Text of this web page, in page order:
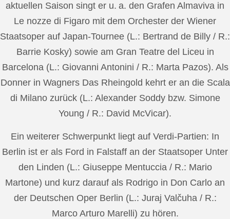
aktuellen Saison singt er u. a. den Grafen Almaviva in
Le nozze di Figaro mit dem Orchester der Wiener
Staatsoper auf Japan-Tournee (L.: Bertrand de Billy / R.:
Barrie Kosky) sowie am Gran Teatre del Liceu in
Barcelona (L.: Giovanni Antonini / R.: Marta Pazos). Als
Donner in Wagners Das Rheingold kehrt er an die Scala
di Milano zurück (L.: Alexander Soddy bzw. Simone
Young / R.: David McVicar).
Ein weiterer Schwerpunkt liegt auf Verdi-Partien: In
Berlin ist er als Ford in Falstaff an der Staatsoper Unter
den Linden (L.: Giuseppe Mentuccia / R.: Mario
Martone) und kurz darauf als Rodrigo in Don Carlo an
der Deutschen Oper Berlin (L.: Juraj Valčuha / R.:
Marco Arturo Marelli) zu hören.